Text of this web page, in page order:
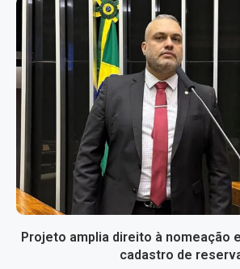
Projeto amplia direito à nomeação
cadastro de